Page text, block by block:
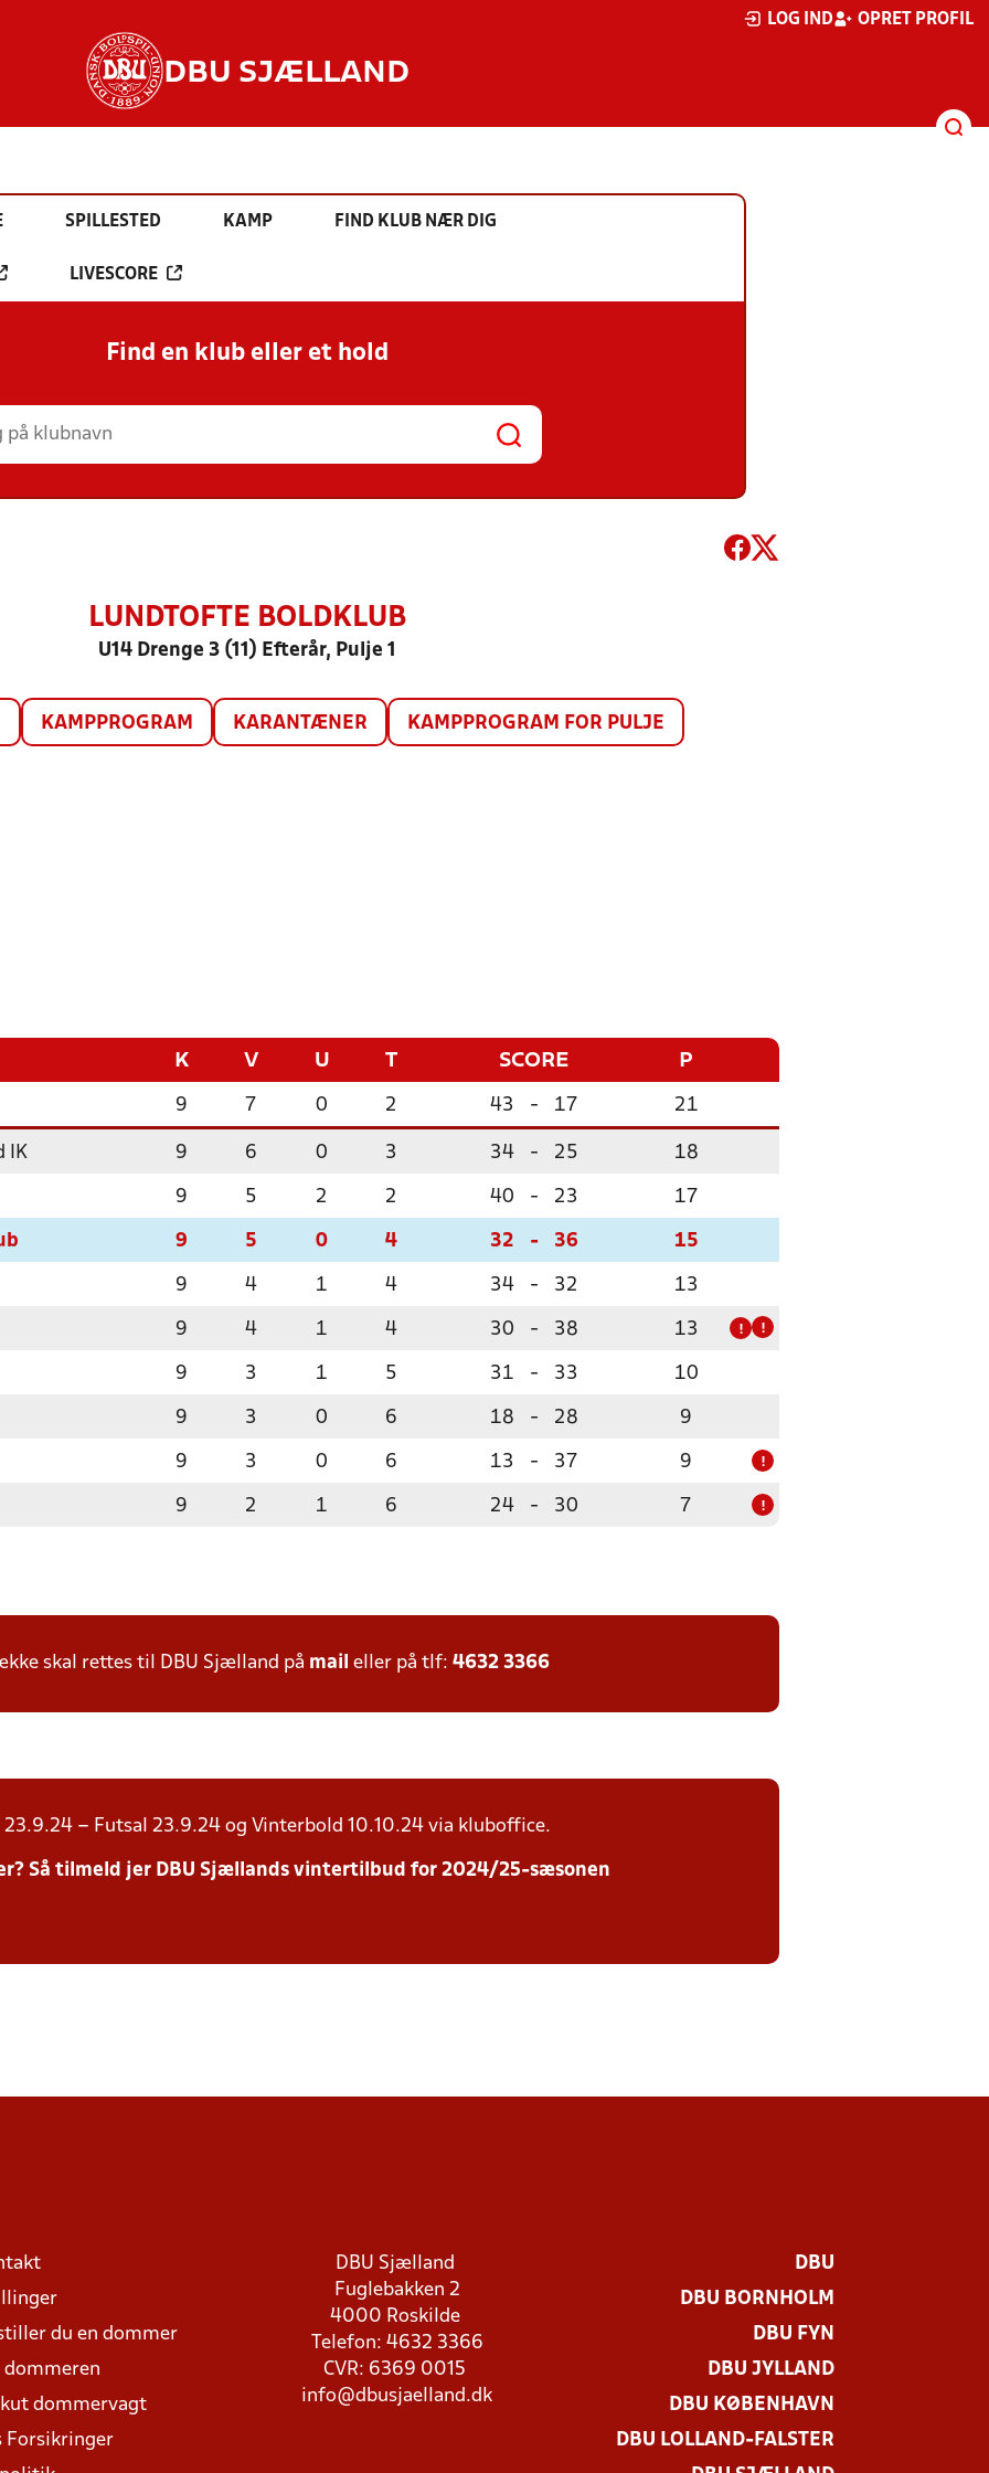
LOG IND OPRET PROFIL
DBU SJÆLLAND
SPILLESTED KAMP FIND KLUB NÆR DIG
LIVESCORE
Find en klub eller et hold
LUNDTOFTE BOLDKLUB
U14 Drenge 3 (11) Efterår, Pulje 1
KAMPPROGRAM KARANTÆNER KAMPPROGRAM FOR PULJE
K V U T SCORE P
9 7 0 2 43 - 17 21
IK 9 6 0 3 34 - 25 18
9 5 2 2 40 - 23 17
9 5 0 4 32 - 36 15
9 4 1 4 34 - 32 13
9 4 1 4 30 - 38 13 ! !
9 3 1 5 31 - 33 10
9 3 0 6 18 - 28 9
9 3 0 6 13 - 37 9 !
9 2 1 6 24 - 30 7 !
skal rettes til DBU Sjælland på mail eller på tlf: 4632 3366
– Futsal 23.9.24 og Vinterbold 10.10.24 via kluboffice.
Så tilmeld jer DBU Sjællands vintertilbud for 2024/25-sæsonen
du en dommer
dommeren
dommervagt
Forsikringer
DBU Sjælland
Fuglebakken 2
4000 Roskilde
Telefon: 4632 3366
CVR: 6369 0015
info@dbusjaelland.dk
DBU
DBU BORNHOLM
DBU FYN
DBU JYLLAND
DBU KØBENHAVN
DBU LOLLAND-FALSTER